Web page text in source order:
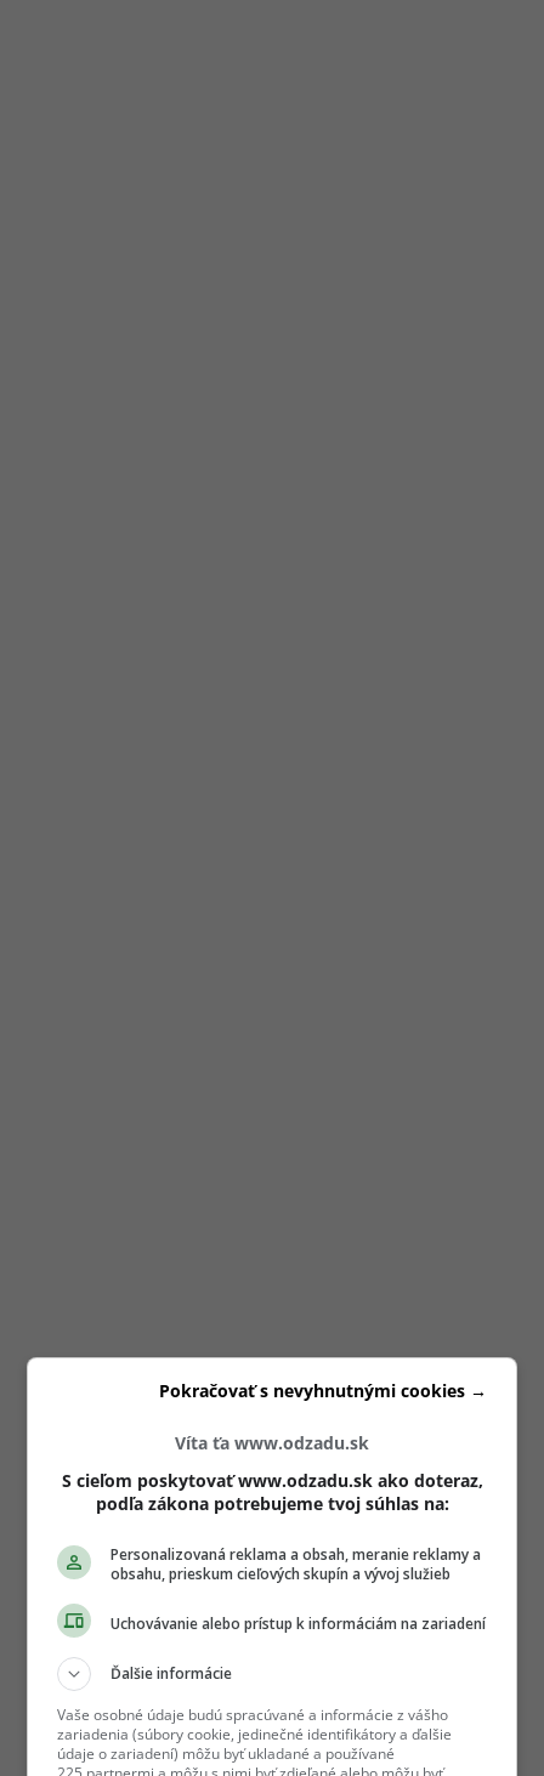
Víta ťa www.odzadu.sk
S cieľom poskytovať www.odzadu.sk ako doteraz,
podľa zákona potrebujeme tvoj súhlas na:
Personalizovaná reklama a obsah, meranie reklamy a
obsahu, prieskum cieľových skupín a vývoj služieb
Uchovávanie alebo prístup k informáciám na zariadení
Ďalšie informácie
Vaše osobné údaje budú spracúvané a informácie z vášho
zariadenia (súbory cookie, jedinečné identifikátory a ďalšie
údaje o zariadení) môžu byť ukladané a používané
Pokračovať s nevyhnutnými cookies →